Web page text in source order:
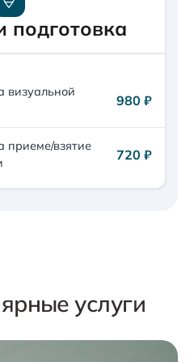
подготовка
визуальной
980 ₽
приеме/взятие
720 ₽
услуги